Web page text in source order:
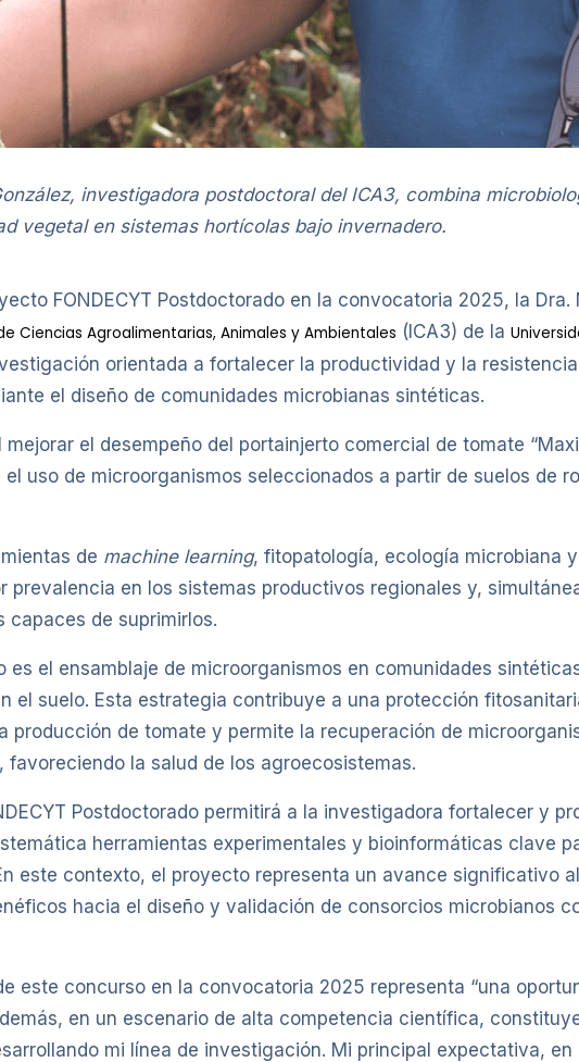
investigadora postdoctoral del ICA3, combina
vegetal en sistemas hortícolas bajo invernadero.
FONDECYT Postdoctorado en la convocatoria 2025, la Dra.
Ciencias Agroalimentarias, Animales y Ambientales (ICA3) de la
orientada a fortalecer la productividad y la
el diseño de comunidades microbianas sintéticas.
el desempeño del portainjerto comercial de tomate
uso de microorganismos seleccionados a partir de suelos de
de machine learning, fitopatología, ecología microbiana
prevalencia en los sistemas productivos regionales y,
capaces de suprimirlos.
es el ensamblaje de microorganismos en comunidades
el suelo. Esta estrategia contribuye a una protección
producción de tomate y permite la recuperación de
la salud de los agroecosistemas.
Postdoctorado permitirá a la investigadora fortalecer y
herramientas experimentales y bioinformáticas clave
este contexto, el proyecto representa un avance significativo
hacia el diseño y validación de consorcios microbianos
este concurso en la convocatoria 2025 representa “una
en un escenario de alta competencia científica,
mi línea de investigación. Mi principal expectativa,